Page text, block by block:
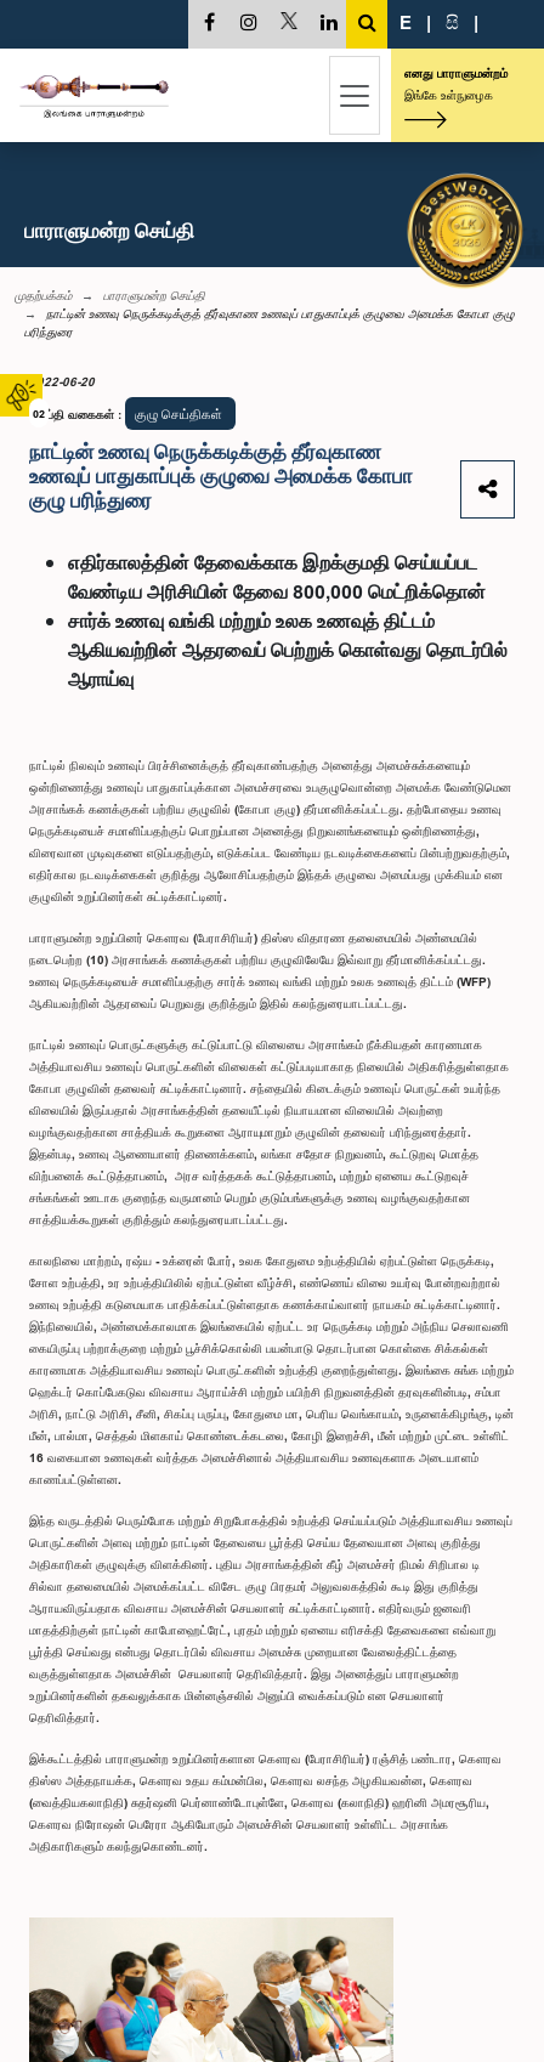
02
E | සි |
எனது பாராளுமன்றம்
இங்கே உள்நுழைக
பாராளுமன்ற செய்தி
முதற்பக்கம்
பாராளுமன்ற செய்தி
நாட்டின் உணவு நெருக்கடிக்குத் தீர்வுகாண உணவுப் பாதுகாப்புக் குழுவை அமைக்க கோபா குழு
பரிந்துரை
2022-06-20
செய்தி வகைகள் : குழு செய்திகள்
நாட்டின் உணவு நெருக்கடிக்குத் தீர்வுகாண
உணவுப் பாதுகாப்புக் குழுவை அமைக்க கோபா
குழு பரிந்துரை
எதிர்காலத்தின் தேவைக்காக இறக்குமதி செய்யப்பட
வேண்டிய அரிசியின் தேவை 800,000 மெட்றிக்தொன்
சார்க் உணவு வங்கி மற்றும் உலக உணவுத் திட்டம்
ஆகியவற்றின் ஆதரவைப் பெற்றுக் கொள்வது தொடர்பில்
ஆராய்வு
நாட்டில் நிலவும் உணவுப் பிரச்சினைக்குத் தீர்வுகாண்பதற்கு அனைத்து அமைச்சுக்களையும்
ஒன்றிணைத்து உணவுப் பாதுகாப்புக்கான அமைச்சரவை உபகுழுவொன்றை அமைக்க வேண்டுமென
அரசாங்கக் கணக்குகள் பற்றிய குழுவில் (கோபா குழு) தீர்மானிக்கப்பட்டது. தற்போதைய உணவு
நெருக்கடியைச் சமாளிப்பதற்குப் பொறுப்பான அனைத்து நிறுவனங்களையும் ஒன்றிணைத்து,
விரைவான முடிவுகளை எடுப்பதற்கும், எடுக்கப்பட வேண்டிய நடவடிக்கைகளைப் பின்பற்றுவதற்கும்,
எதிர்கால நடவடிக்கைகள் குறித்து ஆலோசிப்பதற்கும் இந்தக் குழுவை அமைப்பது முக்கியம் என
குழுவின் உறுப்பினர்கள் சுட்டிக்காட்டினர்.
பாராளுமன்ற உறுப்பினர் கௌரவ (பேராசிரியர்) திஸ்ஸ விதாரண தலைமையில் அண்மையில்
நடைபெற்ற (10) அரசாங்கக் கணக்குகள் பற்றிய குழுவிலேயே இவ்வாறு தீர்மானிக்கப்பட்டது.
உணவு நெருக்கடியைச் சமாளிப்பதற்கு சார்க் உணவு வங்கி மற்றும் உலக உணவுத் திட்டம் (WFP)
ஆகியவற்றின் ஆதரவைப் பெறுவது குறித்தும் இதில் கலந்துரையாடப்பட்டது.
நாட்டில் உணவுப் பொருட்களுக்கு கட்டுப்பாட்டு விலையை அரசாங்கம் நீக்கியதன் காரணமாக
அத்தியாவசிய உணவுப் பொருட்களின் விலைகள் கட்டுப்படியாகாத நிலையில் அதிகரித்துள்ளதாக
கோபா குழுவின் தலைவர் சுட்டிக்காட்டினார். சந்தையில் கிடைக்கும் உணவுப் பொருட்கள் உயர்ந்த
விலையில் இருப்பதால் அரசாங்கத்தின் தலையீட்டில் நியாயமான விலையில் அவற்றை
வழங்குவதற்கான சாத்தியக் கூறுகளை ஆராயுமாறும் குழுவின் தலைவர் பரிந்துரைத்தார்.
இதன்படி, உணவு ஆணையாளர் திணைக்களம், லங்கா சதோச நிறுவனம், கூட்டுறவு மொத்த
விற்பனைக் கூட்டுத்தாபனம், அரச வர்த்தகக் கூட்டுத்தாபனம், மற்றும் ஏனைய கூட்டுறவுச்
சங்கங்கள் ஊடாக குறைந்த வருமானம் பெறும் குடும்பங்களுக்கு உணவு வழங்குவதற்கான
சாத்தியக்கூறுகள் குறித்தும் கலந்துரையாடப்பட்டது.
காலநிலை மாற்றம், ரஷ்ய - உக்ரைன் போர், உலக கோதுமை உற்பத்தியில் ஏற்பட்டுள்ள நெருக்கடி,
சோள உற்பத்தி, உர உற்பத்தியிலில் ஏற்பட்டுள்ள வீழ்ச்சி, எண்ணெய் விலை உயர்வு போன்றவற்றால்
உணவு உற்பத்தி கடுமையாக பாதிக்கப்பட்டுள்ளதாக கணக்காய்வாளர் நாயகம் சுட்டிக்காட்டினார்.
இந்நிலையில், அண்மைக்காலமாக இலங்கையில் ஏற்பட்ட உர நெருக்கடி மற்றும் அந்நிய செலாவணி
கையிருப்பு பற்றாக்குறை மற்றும் பூச்சிக்கொல்லி பயன்பாடு தொடர்பான கொள்கை சிக்கல்கள்
காரணமாக அத்தியாவசிய உணவுப் பொருட்களின் உற்பத்தி குறைந்துள்ளது. இலங்கை சுங்க மற்றும்
ஹெக்டர் கொப்பேகடுவ விவசாய ஆராய்ச்சி மற்றும் பயிற்சி நிறுவனத்தின் தரவுகளின்படி, சம்பா
அரிசி, நாட்டு அரிசி, சீனி, சிகப்பு பருப்பு, கோதுமை மா, பெரிய வெங்காயம், உருளைக்கிழங்கு, டின்
மீன், பால்மா, செத்தல் மிளகாய் கொண்டைக்கடலை, கோழி இறைச்சி, மீன் மற்றும் முட்டை உள்ளிட்
16 வகையான உணவுகள் வர்த்தக அமைச்சினால் அத்தியாவசிய உணவுகளாக அடையாளம்
காணப்பட்டுள்ளன.
இந்த வருடத்தில் பெரும்போக மற்றும் சிறுபோகத்தில் உற்பத்தி செய்யப்படும் அத்தியாவசிய உணவுப்
பொருட்களின் அளவு மற்றும் நாட்டின் தேவையை பூர்த்தி செய்ய தேவையான அளவு குறித்து
அதிகாரிகள் குழுவுக்கு விளக்கினர். புதிய அரசாங்கத்தின் கீழ் அமைச்சர் நிமல் சிறிபால டி
சில்வா தலைமையில் அமைக்கப்பட்ட விசேட குழு பிரதமர் அலுவலகத்தில் கூடி இது குறித்து
ஆராயவிருப்பதாக விவசாய அமைச்சின் செயலாளர் சுட்டிக்காட்டினார். எதிர்வரும் ஜனவரி
மாதத்திற்குள் நாட்டின் காபோஹைட்ரேட், புரதம் மற்றும் ஏனைய எரிசக்தி தேவைகளை எவ்வாறு
பூர்த்தி செய்வது என்பது தொடர்பில் விவசாய அமைச்சு முறையான வேலைத்திட்டத்தை
வகுத்துள்ளதாக அமைச்சின் செயலாளர் தெரிவித்தார். இது அனைத்துப் பாராளுமன்ற
உறுப்பினர்களின் தகவலுக்காக மின்னஞ்சலில் அனுப்பி வைக்கப்படும் என செயலாளர்
தெரிவித்தார்.
இக்கூட்டத்தில் பாராளுமன்ற உறுப்பினர்களான கௌரவ (பேராசிரியர்) ரஞ்சித் பண்டார, கௌரவ
திஸ்ஸ அத்தநாயக்க, கௌரவ உதய கம்மன்பில, கௌரவ லசந்த அழகியவன்ன, கௌரவ
(வைத்தியகலாநிதி) சுதர்ஷனி பெர்னாண்டோபுள்ளே, கௌரவ (கலாநிதி) ஹரினி அமரசூரிய,
கௌரவ நிரோஷன் பெரேரா ஆகியோரும் அமைச்சின் செயலாளர் உள்ளிட்ட அரசாங்க
அதிகாரிகளும் கலந்துகொண்டனர்.